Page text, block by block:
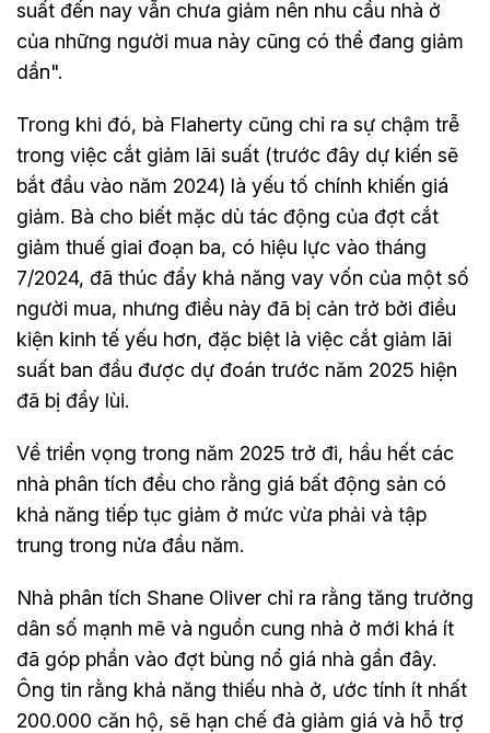
suất đến nay vẫn chưa giảm nên nhu cầu nhà ở
của những người mua này cũng có thể đang giảm
dần".
Trong khi đó, bà Flaherty cũng chỉ ra sự chậm trễ
trong việc cắt giảm lãi suất (trước đây dự kiến sẽ
bắt đầu vào năm 2024) là yếu tố chính khiến giá
giảm. Bà cho biết mặc dù tác động của đợt cắt
giảm thuế giai đoạn ba, có hiệu lực vào tháng
7/2024, đã thúc đẩy khả năng vay vốn của một số
người mua, nhưng điều này đã bị cản trở bởi điều
kiện kinh tế yếu hơn, đặc biệt là việc cắt giảm lãi
suất ban đầu được dự đoán trước năm 2025 hiện
đã bị đẩy lùi.
Về triển vọng trong năm 2025 trở đi, hầu hết các
nhà phân tích đều cho rằng giá bất động sản có
khả năng tiếp tục giảm ở mức vừa phải và tập
trung trong nửa đầu năm.
Nhà phân tích Shane Oliver chỉ ra rằng tăng trưởng
dân số mạnh mẽ và nguồn cung nhà ở mới khá ít
đã góp phần vào đợt bùng nổ giá nhà gần đây.
Ông tin rằng khả năng thiếu nhà ở, ước tính ít nhất
200.000 căn hộ, sẽ hạn chế đà giảm giá và hỗ trợ